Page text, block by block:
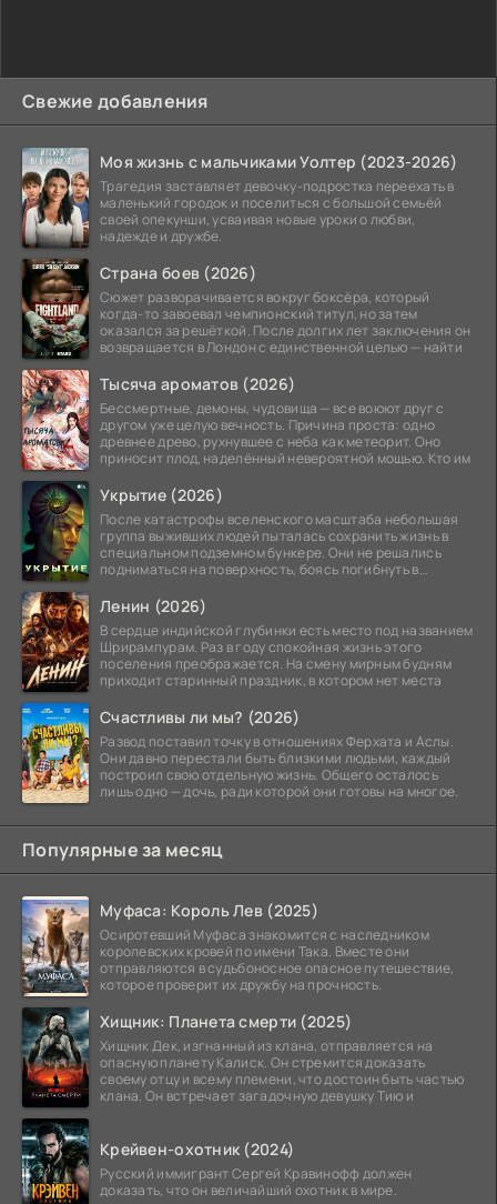
Свежие добавления
Моя жизнь с мальчиками Уолтер (2023-2026)
Трагедия заставляет девочку-подростка переехать в
маленький городок и поселиться с большой семьёй
своей опекунши, усваивая новые уроки о любви,
надежде и дружбе.
Страна боев (2026)
Сюжет разворачивается вокруг боксёра, который
когда-то завоевал чемпионский титул, но затем
оказался за решёткой. После долгих лет заключения он
возвращается в Лондон с единственной целью — найти
Тысяча ароматов (2026)
Бессмертные, демоны, чудовища — все воюют друг с
другом уже целую вечность. Причина проста: одно
древнее древо, рухнувшее с неба как метеорит. Оно
приносит плод, наделённый невероятной мощью. Кто им
Укрытие (2026)
После катастрофы вселенского масштаба небольшая
группа выживших людей пыталась сохранить жизнь в
специальном подземном бункере. Они не решались
подниматься на поверхность, боясь погибнуть в
Ленин (2026)
В сердце индийской глубинки есть место под названием
Шрирампурам. Раз в году спокойная жизнь этого
поселения преображается. На смену мирным будням
приходит старинный праздник, в котором нет места
Счастливы ли мы? (2026)
Развод поставил точку в отношениях Ферхата и Аслы.
Они давно перестали быть близкими людьми, каждый
построил свою отдельную жизнь. Общего осталось
лишь одно — дочь, ради которой они готовы на многое.
Популярные за месяц
Муфаса: Король Лев (2025)
Осиротевший Муфаса знакомится с наследником
королевских кровей по имени Така. Вместе они
отправляются в судьбоносное опасное путешествие,
которое проверит их дружбу на прочность.
Хищник: Планета смерти (2025)
Хищник Дек, изгнанный из клана, отправляется на
опасную планету Калиск. Он стремится доказать
своему отцу и всему племени, что достоин быть частью
клана. Он встречает загадочную девушку Тию и
Крейвен-охотник (2024)
Русский иммигрант Сергей Кравинофф должен
доказать, что он величайший охотник в мире.